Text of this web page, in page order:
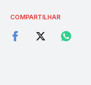
COMPARTILHAR